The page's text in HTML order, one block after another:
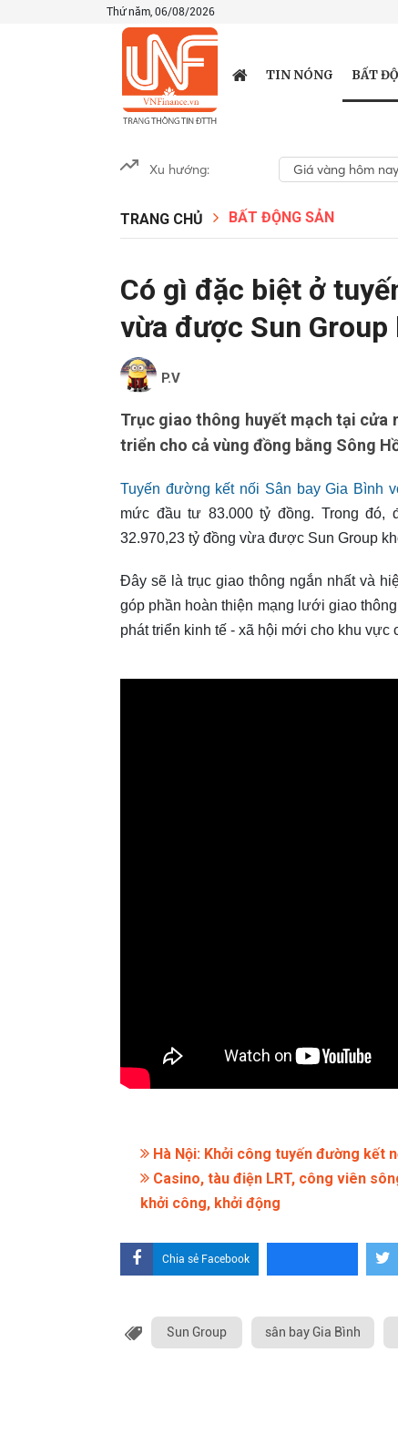
Thứ năm, 06/08/2026
TIN NÓNG BẤT
Xu hướng: Giá vàng hôm nay
TRANG CHỦ BẤT ĐỘNG SẢN
Có gì đặc biệt ở
vừa được Sun
P.V
Trục giao thông huyết mạch tại cửa
triển cho cả vùng đồng bằng Sông
Tuyến đường kết nối Sân bay Gia Bình
mức đầu tư 83.000 tỷ đồng. Trong
32.970,23 tỷ đồng vừa được Sun Group
Đây sẽ là trục giao thông ngắn nhất và
góp phần hoàn thiện mạng lưới giao
phát triển kinh tế - xã hội mới cho khu vực
Hà Nội: Khởi công tuyến đường kết
Casino, tàu điện LRT, công viên
khởi công, khởi động
Chia sẻ Facebook
Sun Group sân bay Gia Bình